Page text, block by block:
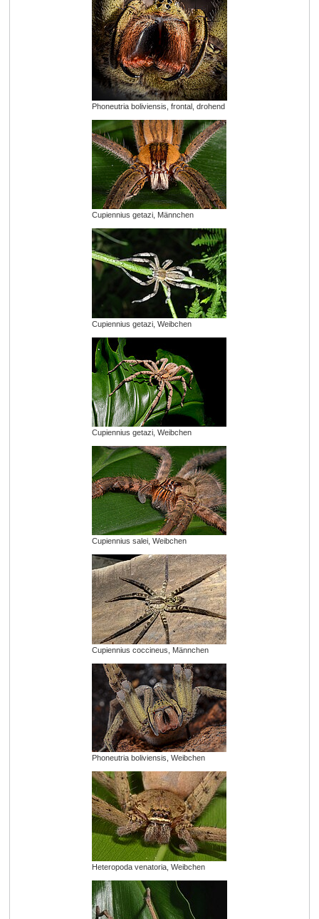
Phoneutria boliviensis, frontal, drohend
Cupiennius getazi, Männchen
Cupiennius getazi, Weibchen
Cupiennius getazi, Weibchen
Cupiennius salei, Weibchen
Cupiennius coccineus, Männchen
Phoneutria boliviensis, Weibchen
Heteropoda venatoria, Weibchen